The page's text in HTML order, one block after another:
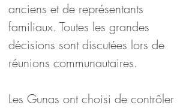
anciens et de représentants
familiaux. Toutes les grandes
décisions sont discutées lors de
réunions communautaires.
Les Gunas ont choisi de contrôler